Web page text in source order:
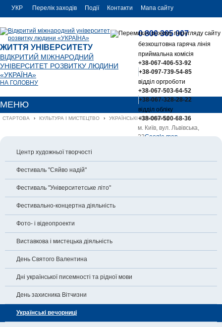
УКР
ENG
Перелік заходів Події Контакти Мапа сайту
ЖИТТЯ УНІВЕРСИТЕТУ
ВІДКРИТИЙ МІЖНАРОДНИЙ
УНІВЕРСИТЕТ РОЗВИТКУ ЛЮДИНИ
«УКРАЇНА»
НА ГОЛОВНУ
0 800 305 007
безкоштовна гаряча лінія
приймальна комісія
+38-067-406-53-92
+38-097-739-54-85
відділ оргроботи
+38-067-503-64-52
+38-067-328-28-22
відділ обліку
+38-067-500-68-36
м. Київ, вул. Львівська,
23Google map
МЕНЮ
СТАРТОВА › КУЛЬТУРА І МИСТЕЦТВО › УКРАЇНСЬКІ ВЕЧОРНИЦІ
Центр художньої творчості
Фестиваль "Сяйво надій"
Фестиваль "Університетське літо"
Фестивально-концертна діяльність
Фото- і відеопроекти
Виставкова і мистецька діяльність
День Святого Валентина
Дні української писемності та рідної мови
День захисника Вітчизни
Українські вечорниці